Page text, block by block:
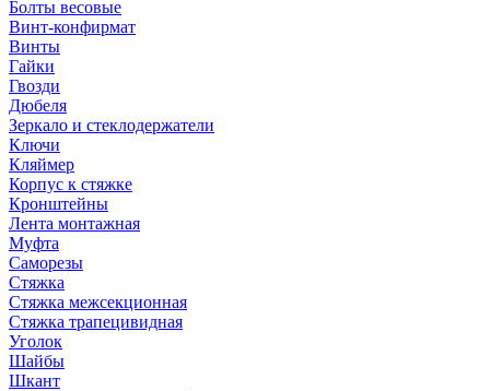
Болты весовые
Винт-конфирмат
Винты
Гайки
Гвозди
Дюбеля
Зеркало и стеклодержатели
Ключи
Кляймер
Корпус к стяжке
Кронштейны
Лента монтажная
Муфта
Саморезы
Стяжка
Стяжка межсекционная
Стяжка трапецивидная
Уголок
Шайбы
Шкант